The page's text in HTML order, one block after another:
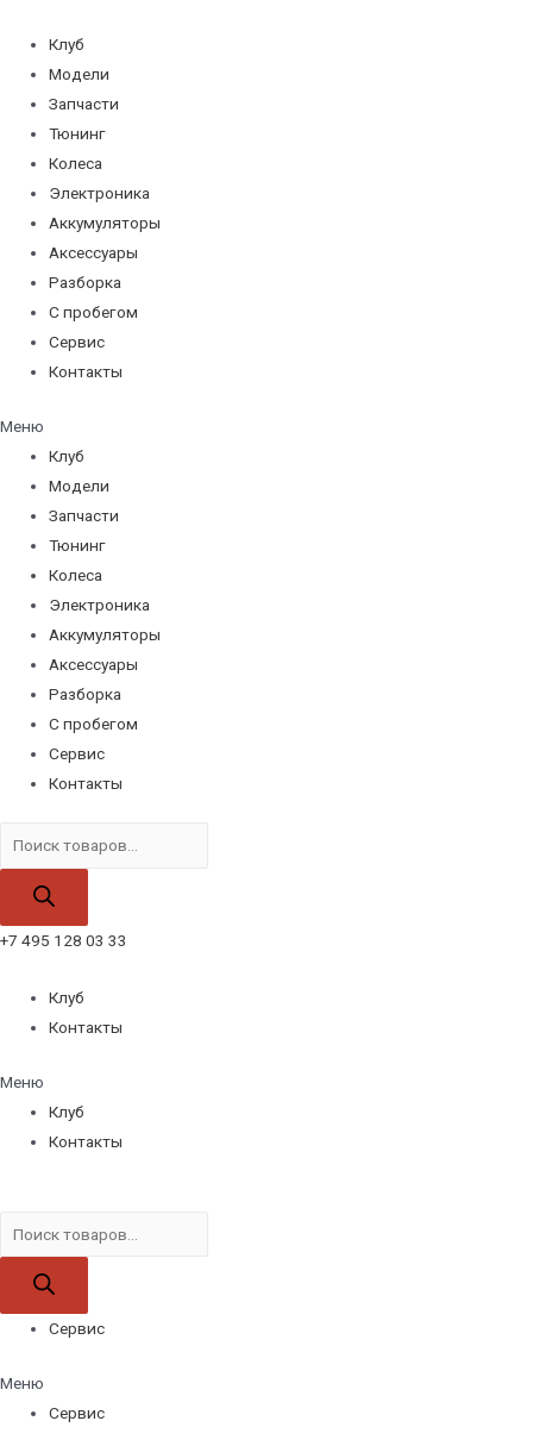
содержимому
Клуб
Модели
Запчасти
Тюнинг
Колеса
Электроника
Аккумуляторы
Аксессуары
Разборка
С пробегом
Сервис
Контакты
Меню
Клуб
Модели
Запчасти
Тюнинг
Колеса
Электроника
Аккумуляторы
Аксессуары
Разборка
С пробегом
Сервис
Контакты
товаров
+7 495 128 03 33
Клуб
Контакты
Меню
Клуб
Контакты
товаров
Сервис
Меню
Сервис